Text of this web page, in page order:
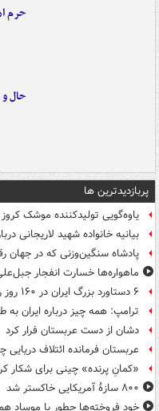
حرم
حال و
پربازدیدترین ها
یاوه‌گویی تولیدکننده موشک کروز
بیانیه خانواده شهید لاریجانی
پادشاه سنگین‌وزنی که در جهان
ماهواره‌ها خسارت انفجار
۶ دستاورد بزرگ ایران در ۱۶۰ روز رهبری رهبر انقلاب
ترامپ: همه چیز درباره ایران
دشان از دست عربستان فرار کرد
عربستان فرمانده ائتلاف
«کمانِ پرنده» چینی برای شکار
۸۰۰ سازۀ آمریکایی خاکستر شد
خود فروخته‌ها چطور با موساد